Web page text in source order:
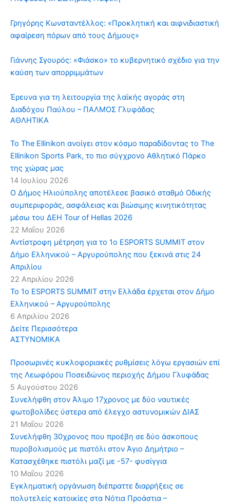
Γρηγόρης Κωνσταντέλλος: «Προκλητική και αιφνιδιαστική
αφαίρεση πόρων από τους Δήμους»
Γιάννης Σγουρός: «Φιάσκο» το κυβερνητικό σχέδιο για την
καύση των απορριμμάτων
Έρευνα για τη λειτουργία της λαϊκής αγοράς στη
Διαδόχου Παύλου – ΠΑΛΜΟΣ Γλυφάδας
ΑΘΛΗΤΙΚΑ
To The Ellinikon ανοίγει στον κόσμο παραδίδοντας το The
Ellinikon Sports Park, το πιο σύγχρονο Αθλητικό Πάρκο
της χώρας μας
14 Ιουλίου 2026
Ο Δήμος Ηλιούπολης αποτέλεσε βασικό σταθμό Οδικής
συμπεριφοράς, ασφάλειας και βιώσιμης κινητικότητας
μέσω του ΔΕΗ Tour of Hellas 2026
22 Μαΐου 2026
Αντίστροφη μέτρηση για το 1o ESPORTS SUMMIT στον
Δήμο Ελληνικού – Αργυρούπολης που ξεκινά στις 24
Απριλίου
22 Απριλίου 2026
Το 1ο ESPORTS SUMMIT στην Ελλάδα έρχεται στον Δήμο
Ελληνικού – Αργυρούπολης
6 Απριλίου 2026
Δείτε Περισσότερα
ΑΣΤΥΝΟΜΙΚΑ
Προσωρινές κυκλοφοριακές ρυθμίσεις λόγω εργασιών επί
της Λεωφόρου Ποσειδώνος περιοχής Δήμου Γλυφάδας
5 Αυγούστου 2026
Συνελήφθη στον Άλιμο 17χρονος με δύο ναυτικές
φωτοβολίδες ύστερα από έλεγχο αστυνομικών ΔΙΑΣ
21 Μαΐου 2026
Συνελήφθη 30χρονος που προέβη σε δύο άσκοπους
πυροβολισμούς με πιστόλι στον Άγιο Δημήτριο –
Κατασχέθηκε πιστόλι μαζί με -57- φυσίγγια
10 Μαΐου 2026
Εγκληματική οργάνωση διέπραττε διαρρήξεις σε
πολυτελείς κατοικίες στα Νότια Προάστια –